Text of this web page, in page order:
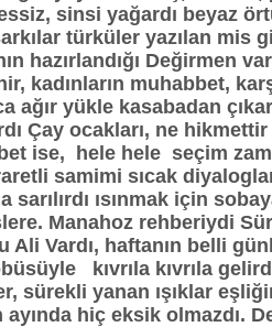
sinsi yağardı beyaz
türküler yazılan mis
hazırlandığı Değirmen
kadınların muhabbet,
ağır yükle kasabadan
Çay ocakları, ne
ise, hele hele seçim
samimi sıcak
sarılırdı ısınmak için
Manahoz rehberiydi
Vardı, haftanın belli
kıvrıla kıvrıla
sürekli yanan ışıklar
hiç eksik olmazdı.